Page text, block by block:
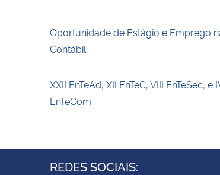
Oportunidade de Estágio e Emprego
Contábil
XXII EnTeAd, XII EnTeC, VIII EnTeSec, e
EnTeCom
REDES SOCIAIS: